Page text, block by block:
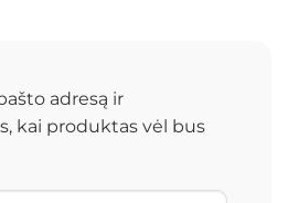
adresą ir
kai produktas vėl bus